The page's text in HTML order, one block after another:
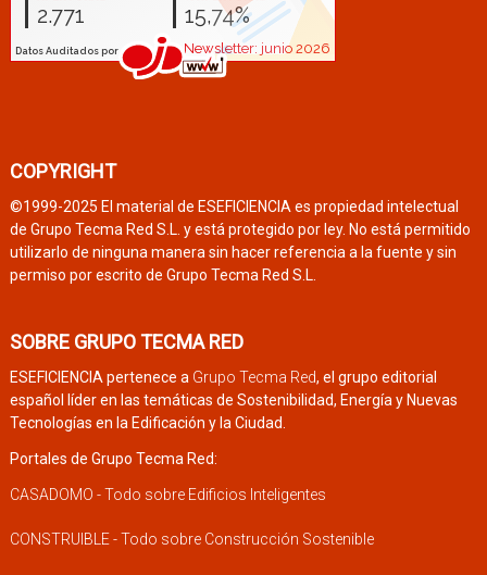
COPYRIGHT
©1999-2025 El material de ESEFICIENCIA es propiedad intelectual
de Grupo Tecma Red S.L. y está protegido por ley. No está permitido
utilizarlo de ninguna manera sin hacer referencia a la fuente y sin
permiso por escrito de Grupo Tecma Red S.L.
SOBRE GRUPO TECMA RED
ESEFICIENCIA pertenece a Grupo Tecma Red, el grupo editorial
español líder en las temáticas de Sostenibilidad, Energía y Nuevas
Tecnologías en la Edificación y la Ciudad.
Portales de Grupo Tecma Red:
CASADOMO - Todo sobre Edificios Inteligentes
CONSTRUIBLE - Todo sobre Construcción Sostenible